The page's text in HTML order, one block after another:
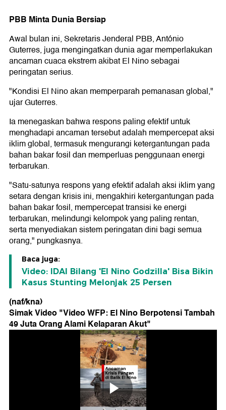
PBB Minta Dunia Bersiap
Awal bulan ini, Sekretaris Jenderal PBB, António
Guterres, juga mengingatkan dunia agar memperlakukan
ancaman cuaca ekstrem akibat El Nino sebagai
peringatan serius.
"Kondisi El Nino akan memperparah pemanasan global,"
ujar Guterres.
Ia menegaskan bahwa respons paling efektif untuk
menghadapi ancaman tersebut adalah mempercepat aksi
iklim global, termasuk mengurangi ketergantungan pada
bahan bakar fosil dan memperluas penggunaan energi
terbarukan.
"Satu-satunya respons yang efektif adalah aksi iklim yang
setara dengan krisis ini, mengakhiri ketergantungan pada
bahan bakar fosil, mempercepat transisi ke energi
terbarukan, melindungi kelompok yang paling rentan,
serta menyediakan sistem peringatan dini bagi semua
orang," pungkasnya.
Baca juga:
Video: IDAI Bilang 'El Nino Godzilla' Bisa Bikin
Kasus Stunting Melonjak 25 Persen
(naf/kna)
Simak Video "Video WFP: El Nino Berpotensi Tambah
49 Juta Orang Alami Kelaparan Akut"